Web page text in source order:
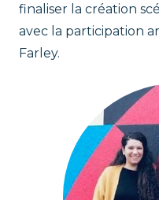
finaliser la création
avec la participation
Farley.